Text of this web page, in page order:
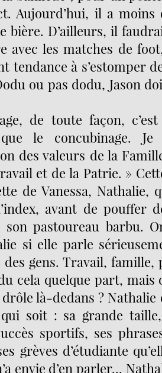
Aujourd’hui, il a moins
bière. D’ailleurs, il
avec les matches de
tendance à s’estomper
ou pas dodu, Jason
de toute façon,
le concubinage.
des valeurs de la
et de la Patrie. »
de Vanessa, Nathalie,
avant de pouffer
son pastoureau barbu.
si elle parle
gens. Travail, famille,
cela quelque part, mais
drôle là-dedans ?
soit : sa grande
sportifs, ses
grèves d’étudiante
envie d’en parler...